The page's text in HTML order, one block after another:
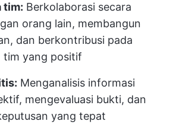
tim: Berkolaborasi secara
orang lain, membangun
dan berkontribusi pada
tim yang positif
Menganalisis informasi
mengevaluasi bukti, dan
yang tepat